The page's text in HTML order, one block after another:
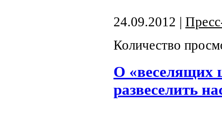
24.09.2012 |
Количество
О «веселящих
развеселить